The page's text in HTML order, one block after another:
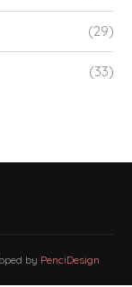
(29)
(33)
by PenciDesign